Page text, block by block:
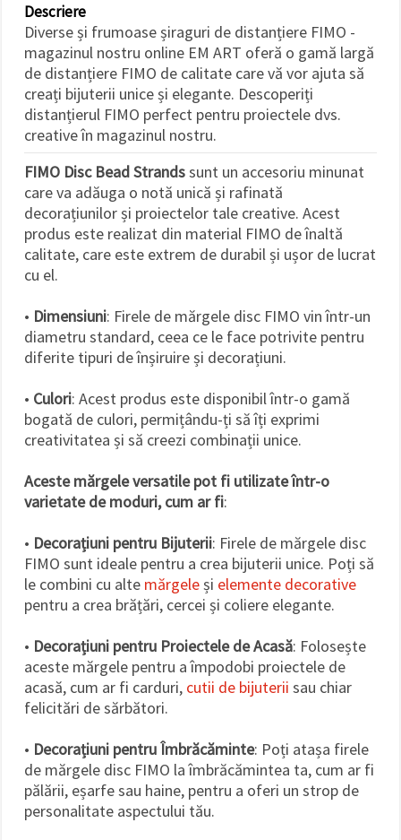
Descriere
Diverse și frumoase șiraguri de distanțiere FIMO -
magazinul nostru online EM ART oferă o gamă largă
de distanțiere FIMO de calitate care vă vor ajuta să
creați bijuterii unice și elegante. Descoperiți
distanțierul FIMO perfect pentru proiectele dvs.
creative în magazinul nostru.
FIMO Disc Bead Strandssunt un accesoriu minunat
care va adăuga o notă unică și rafinată
decorațiunilor și proiectelor tale creative. Acest
produs este realizat din material FIMO de înaltă
calitate, care este extrem de durabil și ușor de lucrat
cu el.
• Dimensiuni: Firele de mărgele disc FIMO vin într-un
diametru standard, ceea ce le face potrivite pentru
diferite tipuri de înșiruire și decorațiuni.
• Culori: Acest produs este disponibil într-o gamă
bogată de culori, permițându-ți să îți exprimi
creativitatea și să creezi combinații unice.
Aceste mărgele versatile pot fi utilizate într-o
varietate de moduri, cum ar fi:
• Decorațiuni pentru Bijuterii: Firele de mărgele disc
FIMO sunt ideale pentru a crea bijuterii unice. Poți să
le combini cu alte mărgeleși elemente decorative
pentru a crea brățări, cercei și coliere elegante.
• Decorațiuni pentru Proiectele de Acasă: Folosește
aceste mărgele pentru a împodobi proiectele de
acasă, cum ar fi carduri, cutii de bijuterii sau chiar
felicitări de sărbători.
• Decorațiuni pentru Îmbrăcăminte: Poți atașa firele
de mărgele disc FIMO la îmbrăcămintea ta, cum ar fi
pălării, eșarfe sau haine, pentru a oferi un strop de
personalitate aspectului tău.